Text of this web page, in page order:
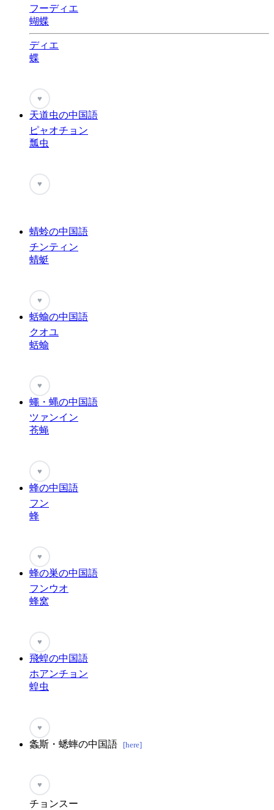
フーディエ
蝴蝶
ディエ
蝶
♥
天道虫の中国語
ピャオチョン
瓢虫
♥
蜻蛉の中国語
チンティン
蜻蜓
♥
蛞蝓の中国語
クオユ
蛞蝓
♥
蠅・蝿の中国語
ツァンイン
苍蝇
♥
蜂の中国語
フン
蜂
♥
蜂の巣の中国語
フンウオ
蜂窝
♥
飛蝗の中国語
ホアンチョン
蝗虫
♥
螽斯・蟋蟀の中国語 [here]
♥
チョンスー